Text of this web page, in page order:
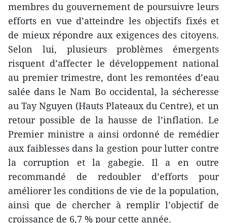
membres du gouvernement de poursuivre leurs
efforts en vue d’atteindre les objectifs fixés et
de mieux répondre aux exigences des citoyens.
Selon lui, plusieurs problèmes émergents
risquent d’affecter le développement national
au premier trimestre, dont les remontées d’eau
salée ​dans le Nam Bo occidental, la sécheresse
au Tay Nguyen (Hauts Plateaux du Centre), et un
retour possible de la hausse de l’inflation. Le
Premier ministre a ainsi ordonné de remédier
aux faiblesses dans la gestion pour lutter contre
la corruption et la gabegie. Il a en outre
recommandé de redoubler d’efforts pour
améliorer les conditions de vie de la population,
ainsi que de chercher à remplir l’objectif de
croissance de 6,7 % pour cette année.